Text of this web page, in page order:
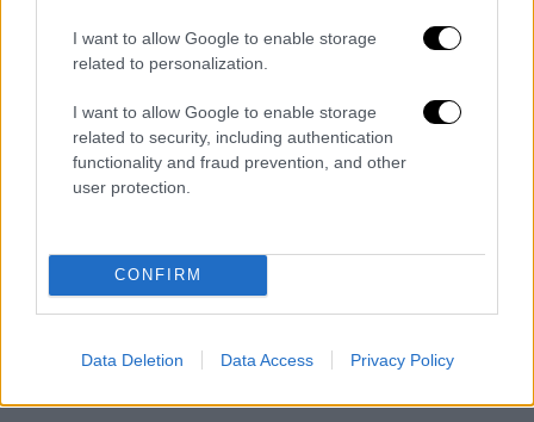
I want to allow Google to enable storage
related to personalization.
I want to allow Google to enable storage
related to security, including authentication
functionality and fraud prevention, and other
user protection.
CONFIRM
Data Deletion Data Access Privacy Policy
διαγράφονται
καταχώρηση